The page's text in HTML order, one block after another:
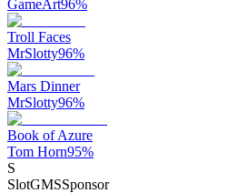
GameArt96%
Troll Faces
MrSlotty96%
Mars Dinner
MrSlotty96%
Book of Azure
Tom Horn95%
S
SlotGMSSponsor